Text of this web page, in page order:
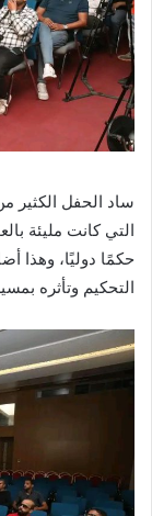
ساد الحفل الكثير
التي كانت مليئة
حكمًا دوليًا، وهذا
التحكيم وتأثره